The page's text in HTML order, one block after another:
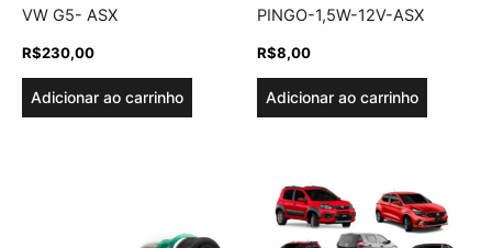
VW G5- ASX
R$230,00
Adicionar ao carrinho
PINGO-1,5W-12V-ASX
R$8,00
Adicionar ao carrinho